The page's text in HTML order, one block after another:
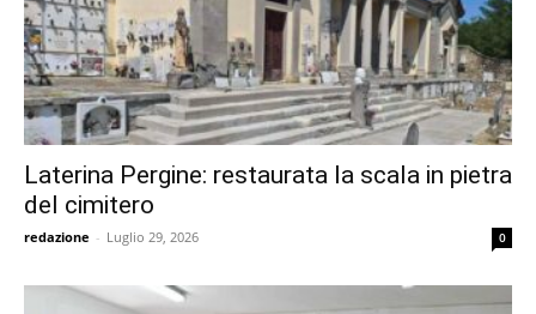
Laterina Pergine: restaurata la scala in pietra
del cimitero
redazione - Luglio 29, 2026 0